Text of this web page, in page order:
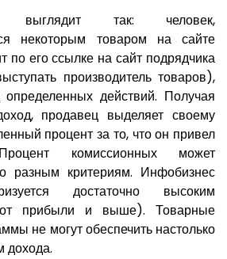
выглядит так: человек,
некоторым товаром на сайте
по его ссылке на сайт подрядчика
производитель товаров),
действий. Получая
продавец выделяет своему
процент за то, что он привел
комиссионных может
разным критериям. Инфобизнес
достаточно высоким
прибыли и выше). Товарные
не могут обеспечить настолько
дохода.